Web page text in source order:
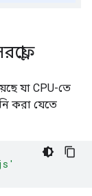
যা CPU-তে
করা যেতে